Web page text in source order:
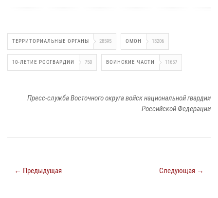
ТЕРРИТОРИАЛЬНЫЕ ОРГАНЫ 28595 ОМОН 13206
10-ЛЕТИЕ РОСГВАРДИИ 750 ВОИНСКИЕ ЧАСТИ 11657
Пресс-служба Восточного округа войск национальной гвардии
Российской Федерации
← Предыдущая Следующая →